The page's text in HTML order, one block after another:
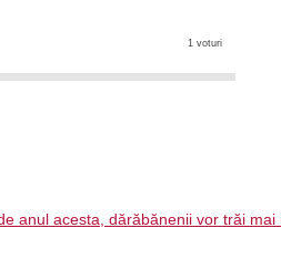
1 voturi
anul acesta, dărăbănenii vor trăi mai